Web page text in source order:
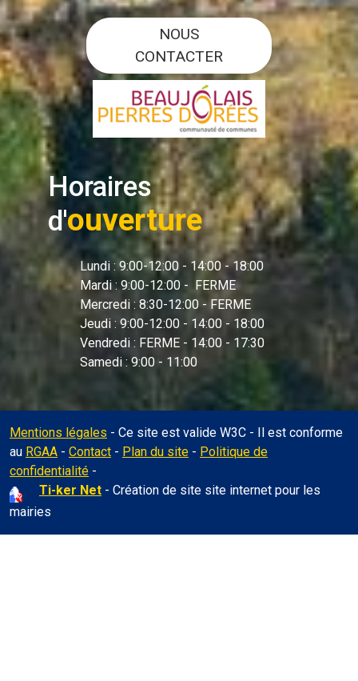
NOUS
CONTACTER
Horaires
d'ouverture
Lundi : 9:00-12:00 - 14:00 - 18:00
Mardi : 9:00-12:00 - FERME
Mercredi : 8:30-12:00 - FERME
Jeudi : 9:00-12:00 - 14:00 - 18:00
Vendredi : FERME - 14:00 - 17:30
Samedi : 9:00 - 11:00
Mentions légales - Ce site est valide W3C - Il est conforme
au RGAA - Contact - Plan du site - Politique de
confidentialité -
Ti-ker Net - Création de site site internet pour les
mairies